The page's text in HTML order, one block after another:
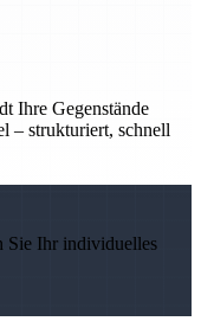
Ihre Gegenstände
– strukturiert, schnell
Sie Ihr individuelles